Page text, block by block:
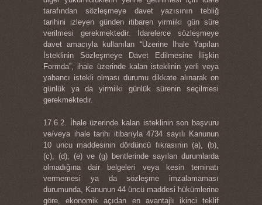
tarafından sözleşmeye davet yazısının tebliğ
tarihini izleyen günden itibaren yirmiiki gün süre
verilmesi gerekmektedir. İdarelerce sözleşmeye
davet amacıyla kullanılan “Üzerine İhale Yapılan
İsteklinin Sözleşmeye Davet Edilmesine İlişkin
Formda”, ihale üzerinde kalan isteklinin yerli veya
yabancı istekli olması durumu dikkate alınarak on
günlük ya da yirmiiki günlük sürenin seçilmesi
gerekmektedir.
17.6.2. İhale üzerinde kalan isteklinin son başvuru
ve/veya ihale tarihi itibarıyla 4734 sayılı Kanunun
10 uncu maddesinin dördüncü fıkrasının (a), (b),
(c), (d), (e) ve (g) bentlerinde sayılan durumlarda
olmadığına dair belgeleri veya kesin teminatı
vermemesi ya da sözleşme imzalamaması
durumunda, Kanunun 44 üncü maddesi hükümlerine
göre, ekonomik açıdan en avantajlı ikinci teklif